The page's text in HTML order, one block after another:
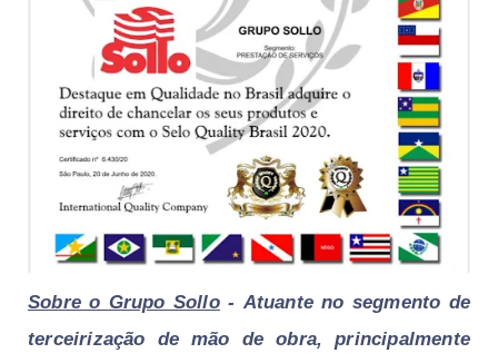
Sobre o Grupo Sollo- Atuante no segmento de
terceirização de mão de obra, principalmente